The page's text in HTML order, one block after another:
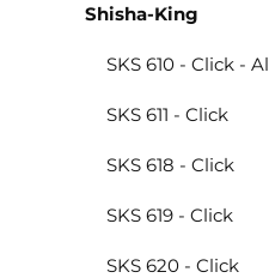
Shisha-King
SKS 610 - Click -
SKS 611 - Click
SKS 618 - Click
SKS 619 - Click
SKS 620 - Click